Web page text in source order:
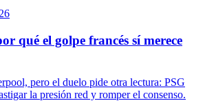
qué el golpe francés sí merece
pero el duelo pide otra lectura: PSG
la presión red y romper el consenso.